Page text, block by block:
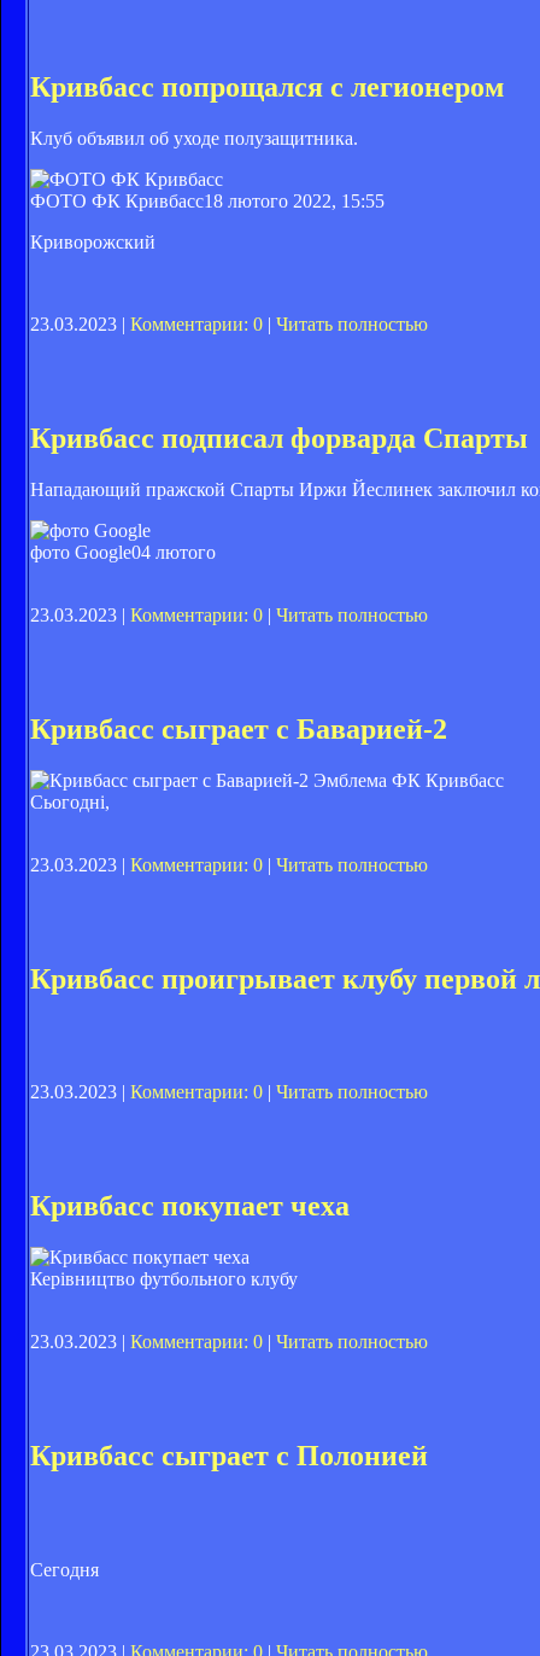
Кривбасс попрощался с легионером
Клуб объявил об уходе полузащитника.
ФОТО ФК Кривбасс18 лютого 2022, 15:55
Криворожский
23.03.2023 | Комментарии: 0 | Читать полностью
Кривбасс подписал форварда Спарты
Нападающий пражской Спарты Иржи Йеслинек заключил
фото Google04 лютого
23.03.2023 | Комментарии: 0 | Читать полностью
Кривбасс сыграет с Баварией-2
Эмблема ФК Кривбасс
Сьогодні,
23.03.2023 | Комментарии: 0 | Читать полностью
Кривбасс проигрывает клубу первой
23.03.2023 | Комментарии: 0 Читать полностью
Кривбасс покупает чеха
Керівництво футбольного клубу
23.03.2023 | Комментарии: 0 | Читать полностью
Кривбасс сыграет с Полонией
Сегодня
23.03.2023 | Комментарии: 0 | Читать полностью